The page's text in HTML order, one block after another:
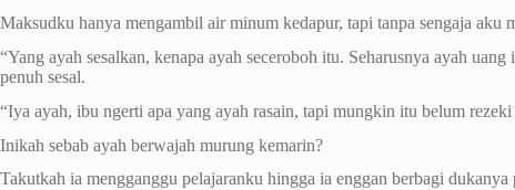
Maksudku hanya mengambil air minum kedapur, tapi tanpa sengaja aku
“Yang ayah sesalkan, kenapa ayah seceroboh itu. Seharusnya ayah
penuh sesal.
“Iya ayah, ibu ngerti apa yang ayah rasain, tapi mungkin itu belum
Inikah sebab ayah berwajah murung kemarin?
Takutkah ia mengganggu pelajaranku hingga ia enggan berbagi